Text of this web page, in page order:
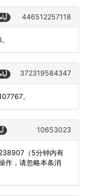
446512257118
372319584347
。
10653023
（5分钟内有
作，请忽略本条消